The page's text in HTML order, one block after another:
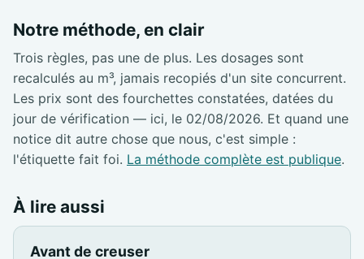
Notre méthode, en clair
Trois règles, pas une de plus. Les dosages sont
recalculés au m³, jamais recopiés d'un site concurrent.
Les prix sont des fourchettes constatées, datées du
jour de vérification — ici, le 02/08/2026. Et quand une
notice dit autre chose que nous, c'est simple :
l'étiquette fait foi. La méthode complète est publique.
À lire aussi
Avant de creuser